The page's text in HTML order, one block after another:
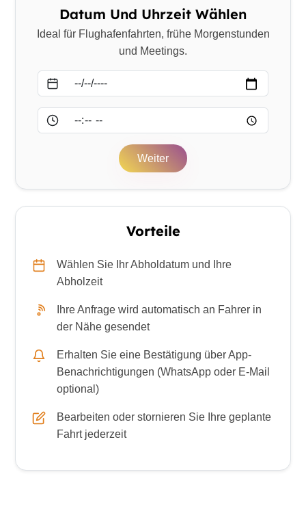
Datum Und Uhrzeit Wählen
Ideal für Flughafenfahrten, frühe Morgenstunden
und Meetings.
Weiter
Vorteile
Wählen Sie Ihr Abholdatum und Ihre
Abholzeit
Ihre Anfrage wird automatisch an Fahrer in
der Nähe gesendet
Erhalten Sie eine Bestätigung über App-
Benachrichtigungen (WhatsApp oder E-Mail
optional)
Bearbeiten oder stornieren Sie Ihre geplante
Fahrt jederzeit